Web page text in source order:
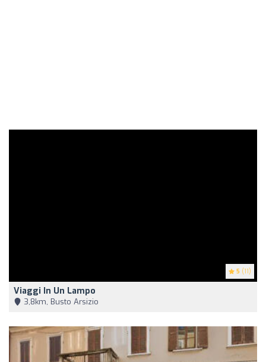
5 (11)
Viaggi In Un Lampo
3,8km, Busto Arsizio